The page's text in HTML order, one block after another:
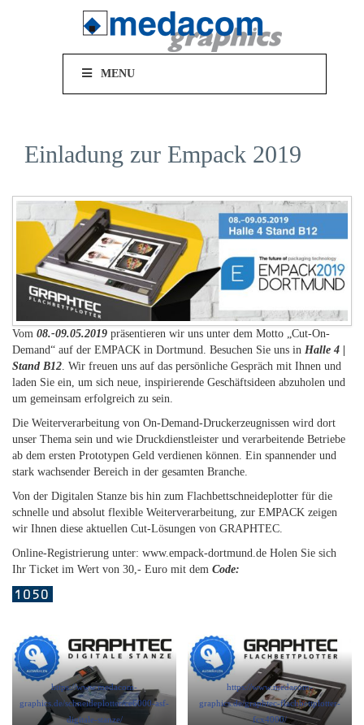
MENU
Einladung zur Empack 2019
Vom 08.-09.05.2019 präsentieren wir uns unter dem Motto „Cut-On-
Demand“ auf der EMPACK in Dortmund. Besuchen Sie uns in Halle 4 |
Stand B12. Wir freuen uns auf das persönliche Gespräch mit Ihnen und
laden Sie ein, um sich neue, inspirierende Geschäftsideen abzuholen und
um gemeinsam erfolgreich zu sein.
Die Weiterverarbeitung von On-Demand-Druckerzeugnissen wird dort
unser Thema sein und wie Druckdienstleister und verarbeitende Betriebe
ab dem ersten Prototypen Geld verdienen können. Ein spannender und
stark wachsender Bereich in der gesamten Branche.
Von der Digitalen Stanze bis hin zum Flachbettschneideplotter für die
schnelle und absolut flexible Weiterverarbeitung, zur EMPACK zeigen
wir Ihnen diese aktuellen Cut-Lösungen von GRAPHTEC.
Online-Registrierung unter: www.empack-dortmund.de Holen Sie sich
Ihr Ticket im Wert von 30,- Euro mit dem Code:
https://www.medacom-
graphics.de/schneideplotter/ce6000-asf-
digitale-stanze/
https://www.medacom-
graphics.de/graphtec-flachbettplotter-
fcx4000/